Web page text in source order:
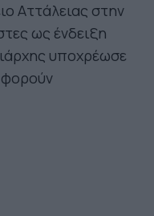
Αττάλειας στην
ως ένδειξη
υποχρέωσε
φορούν